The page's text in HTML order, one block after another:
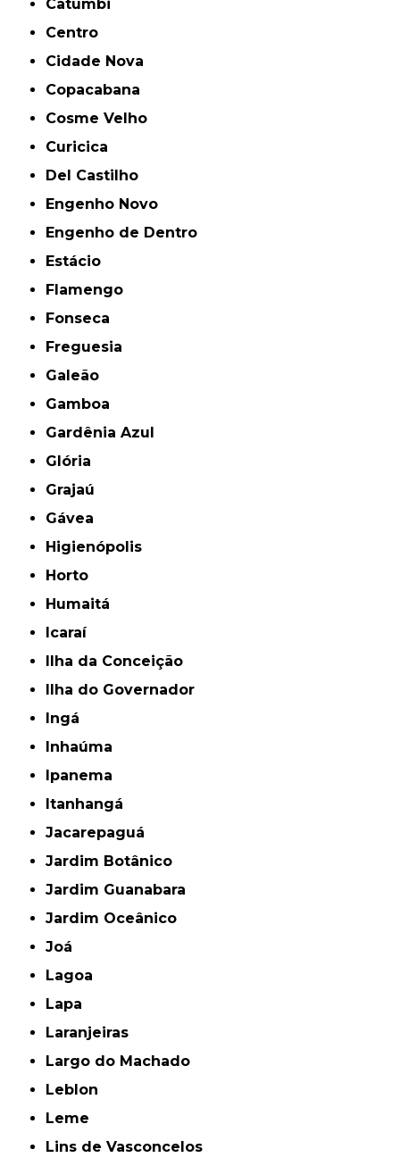
Catumbi
Centro
Cidade Nova
Copacabana
Cosme Velho
Curicica
Del Castilho
Engenho Novo
Engenho de Dentro
Estácio
Flamengo
Fonseca
Freguesia
Galeão
Gamboa
Gardênia Azul
Glória
Grajaú
Gávea
Higienópolis
Horto
Humaitá
Icaraí
Ilha da Conceição
Ilha do Governador
Ingá
Inhaúma
Ipanema
Itanhangá
Jacarepaguá
Jardim Botânico
Jardim Guanabara
Jardim Oceânico
Joá
Lagoa
Lapa
Laranjeiras
Largo do Machado
Leblon
Leme
Lins de Vasconcelos